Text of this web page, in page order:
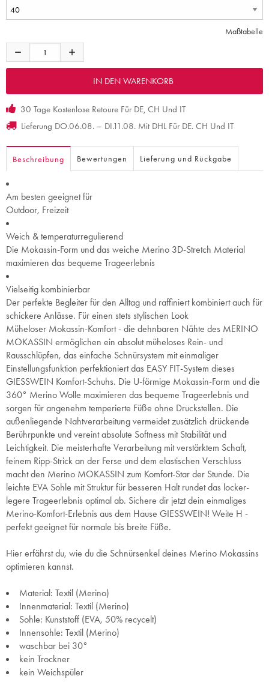
Maßtabelle
30 Tage Kostenlose Retoure Für DE, CH Und IT
Lieferung DO.06.08. – DI.11.08. Mit DHL Für DE. CH Und IT
Beschreibung Bewertungen Lieferung und Rückgabe
Am besten geeignet für
Outdoor, Freizeit
Weich & temperaturregulierend
Die Mokassin-Form und das weiche Merino 3D-Stretch Material
maximieren das bequeme Trageerlebnis
Vielseitig kombinierbar
Der perfekte Begleiter für den Alltag und raffiniert kombiniert auch für
schickere Anlässe. Für einen stets stylischen Look
Müheloser Mokassin-Komfort - die dehnbaren Nähte des MERINO
MOKASSIN ermöglichen ein absolut müheloses Rein- und
Rausschlüpfen, das einfache Schnürsystem mit einmaliger
Einstellungsfunktion perfektioniert das EASY FIT-System dieses
GIESSWEIN Komfort-Schuhs. Die U-förmige Mokassin-Form und die
360° Merino Wolle maximieren das bequeme Trageerlebnis und
sorgen für angenehm temperierte Füße ohne Druckstellen. Die
außenliegende Nahtverarbeitung vermeidet zusätzlich drückende
Berührpunkte und vereint absolute Softness mit Stabilität und
Leichtigkeit. Die meisterhafte Verarbeitung mit verstärktem Schaft,
feinem Ripp-Strick an der Ferse und dem elastischen Verschluss
macht den Merino MOKASSIN zum Komfort-Star der Stunde. Die
leichte EVA Sohle mit Struktur für besseren Halt rundet das locker-
legere Trageerlebnis optimal ab. Sichere dir jetzt dein einmaliges
Merino-Komfort-Erlebnis aus dem Hause GIESSWEIN! Weite H -
perfekt geeignet für normale bis breite Füße.
Hier erfährst du, wie du die Schnürsenkel deines Merino Mokassins
optimieren kannst.
Material: Textil (Merino)
Innenmaterial: Textil (Merino)
Sohle: Kunststoff (EVA, 50% recycelt)
Innensohle: Textil (Merino)
waschbar bei 30°
kein Trockner
kein Weichspüler